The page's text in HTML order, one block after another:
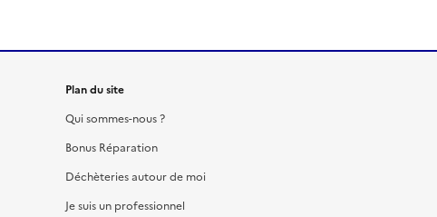
Plan du site
Qui sommes-nous ?
Bonus Réparation
Déchèteries autour de moi
Je suis un professionnel